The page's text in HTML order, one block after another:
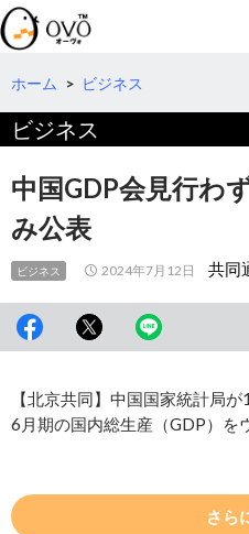
検
索
コ
テ
へ
動
ホーム > ビジネス
ビジネス
中国GDP会見行わ
み公表
ビジネス 2024年7月12日 共同
【北京共同】中国国家統計局
6月期の国内総生産（GDP）を
さら